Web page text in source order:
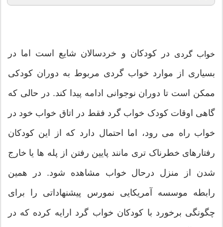
خواب گردی
در کودکان و خردسالان شایع است اما در
بسیاری از موارد خواب گردی مربوط به دوران کودکی
ممکن است تا دوران نوجوانی ادامه پیدا کند. در حالی که
گاهی اوقات کودک خواب گرد فقط در اتاق خواب خود در
خواب راه می رود، اما احتمال دارد که از این کودکان
رفتارهای خطرناک تری مانند پایین رفتن از پله ها یا خارج
شدن از منزل درحال خواب مشاهده شود. در همین
رابطه موسسه آمریکایی نمورس پیشنهاداتی را برای
چگونگی برخورد با کودکان خواب گرد ارایه کرده که در